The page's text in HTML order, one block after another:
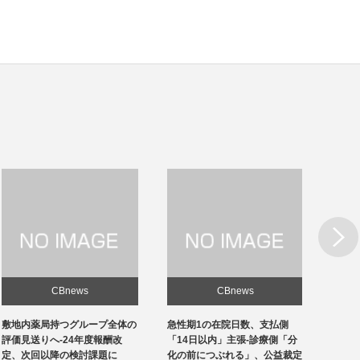
CBnews
敷地内薬局持つグループ全体の
評価見送りへ-24年度報酬改
定、次回以降の検討課題に
CBnews
急性期1の在院日数、支払側
「14日以内」主張-診療側「分
化の前につぶれる」、公益裁定
Next